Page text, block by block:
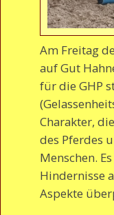
Am Freitag
auf Gut
für die GHP
Charakter,
des Pferdes
Menschen.
Hindernisse
Aspekte